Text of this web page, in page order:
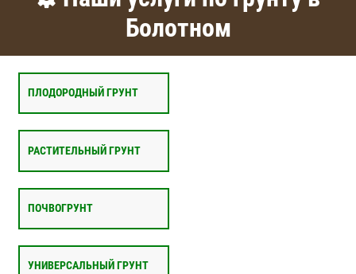
Болотном
ПЛОДОРОДНЫЙ ГРУНТ
РАСТИТЕЛЬНЫЙ ГРУНТ
ПОЧВОГРУНТ
УНИВЕРСАЛЬНЫЙ ГРУНТ